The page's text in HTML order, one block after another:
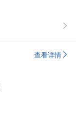
查看详情